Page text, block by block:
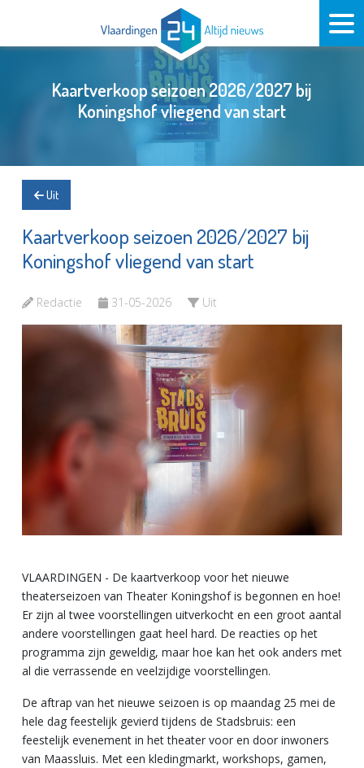
Kaartverkoop seizoen 2026/2027 bij
Koningshof vliegend van start
Uit
Kaartverkoop seizoen 2026/2027 bij
Koningshof vliegend van start
Redactie 31-05-2026 Uit
VLAARDINGEN - De kaartverkoop voor het nieuwe
theaterseizoen van Theater Koningshof is begonnen en hoe!
Er zijn al twee voorstellingen uitverkocht en een groot aantal
andere voorstellingen gaat heel hard. De reacties op het
programma zijn geweldig, maar hoe kan het ook anders met
al die verrassende en veelzijdige voorstellingen.
De aftrap van het nieuwe seizoen is op maandag 25 mei de
hele dag feestelijk gevierd tijdens de Stadsbruis: een
feestelijk evenement in het theater voor en door inwoners
van Maassluis. Met een kledingmarkt, workshops, gamen,